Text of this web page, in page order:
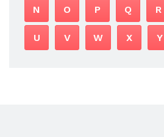
N O P Q R
U V W X Y